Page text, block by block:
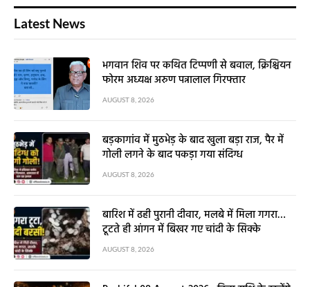
Latest News
भगवान शिव पर कथित टिप्पणी से बवाल, क्रिश्चियन
फोरम अध्यक्ष अरुण पन्नालाल गिरफ्तार
AUGUST 8, 2026
बड़कागांव में मुठभेड़ के बाद खुला बड़ा राज, पैर में
गोली लगने के बाद पकड़ा गया संदिग्ध
AUGUST 8, 2026
बारिश में ढही पुरानी दीवार, मलबे में मिला गगरा…
टूटते ही आंगन में बिखर गए चांदी के सिक्के
AUGUST 8, 2026